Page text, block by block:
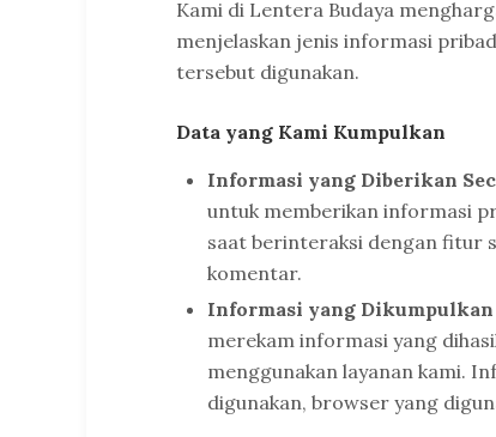
Kami di Lentera Budaya
menjelaskan jenis informasi
tersebut digunakan.
Data yang Kami Kumpulkan
Informasi yang Diberikan
untuk memberikan informasi
saat berinteraksi dengan fitur
komentar.
Informasi yang
merekam informasi yang
menggunakan layanan kami.
digunakan, browser yang